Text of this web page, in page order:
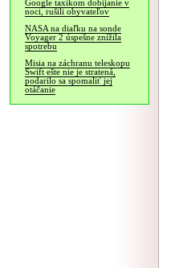
Google taxíkom dobíjanie v
noci, rušili obyvateľov
NASA na diaľku na sonde
Voyager 2 úspešne znížila
spotrebu
Misia na záchranu teleskopu
Swift ešte nie je stratená,
podarilo sa spomaliť jej
otáčanie